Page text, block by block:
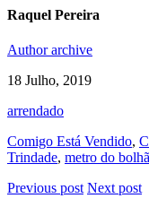
Raquel Pereira
Author archive
18 Julho, 2019
arrendado
Comigo Está Vendido,
Trindade, metro do
Previous post Next post